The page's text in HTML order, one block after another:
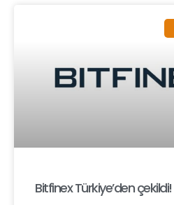
Bitfinex Türkiye’den çekildi!